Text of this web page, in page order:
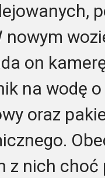
nowym
on
na wodę
oraz
z nich